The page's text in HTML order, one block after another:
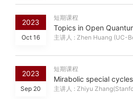
2023
Oct 16
短期课程
Topics in Open
主讲人 : Zhen Huang (UC-
2023
Sep 20
短期课程
Mirabolic special
主讲人 : Zhiyu